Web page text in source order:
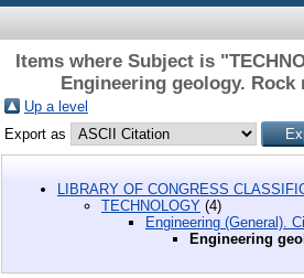
Items where Subject is
Engineering geology.
Up a level
Export as
LIBRARY OF CONGRESS
TECHNOLOGY (4)
Engineering (General).
Engineering